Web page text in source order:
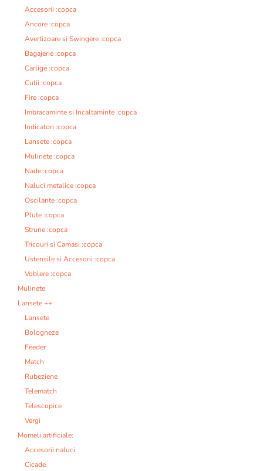
Accesorii :copca
Ancore :copca
Avertizoare si Swingere :copca
Bagajerie :copca
Carlige :copca
Cutii :copca
Fire :copca
Imbracaminte si Incaltaminte :copca
Indicatori :copca
Lansete :copca
Mulinete :copca
Nade :copca
Naluci metalice :copca
Oscilante :copca
Plute :copca
Strune :copca
Tricouri si Camasi :copca
Ustensile si Accesorii :copca
Voblere :copca
Mulinete
Lansete ++
Lansete
Bologneze
Feeder
Match
Rubeziene
Telematch
Telescopice
Vergi
Momeli artificiale:
Accesorii naluci
Cicade